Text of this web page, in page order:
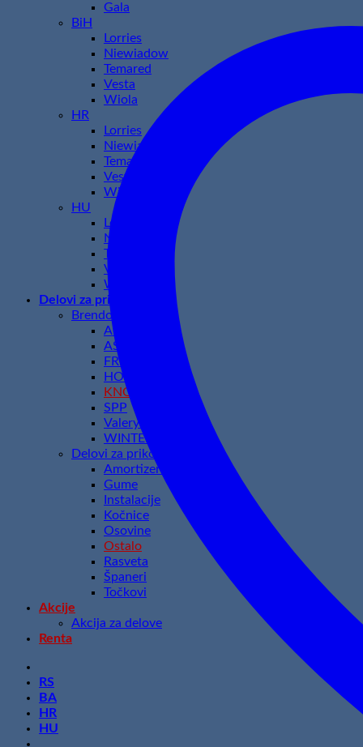
Gala
BiH
Lorries
Niewiadow
Temared
Vesta
Wiola
HR
Lorries
Niewiadow
Temared
Vesta
Wiola
HU
Lorries
Niewiadow
Temared
Vesta
Wiola
Delovi za prikolice
Brendovi
AL-KO
ASPOCK
FRISTOM
HORPOL
KNOTT
SPP
Valeryd
WINTERHOFF
Delovi za prikolice
Amortizeri
Gume
Instalacije
Kočnice
Osovine
Ostalo
Rasveta
Španeri
Točkovi
Akcije
Akcija za delove
Renta
RS
BA
HR
HU